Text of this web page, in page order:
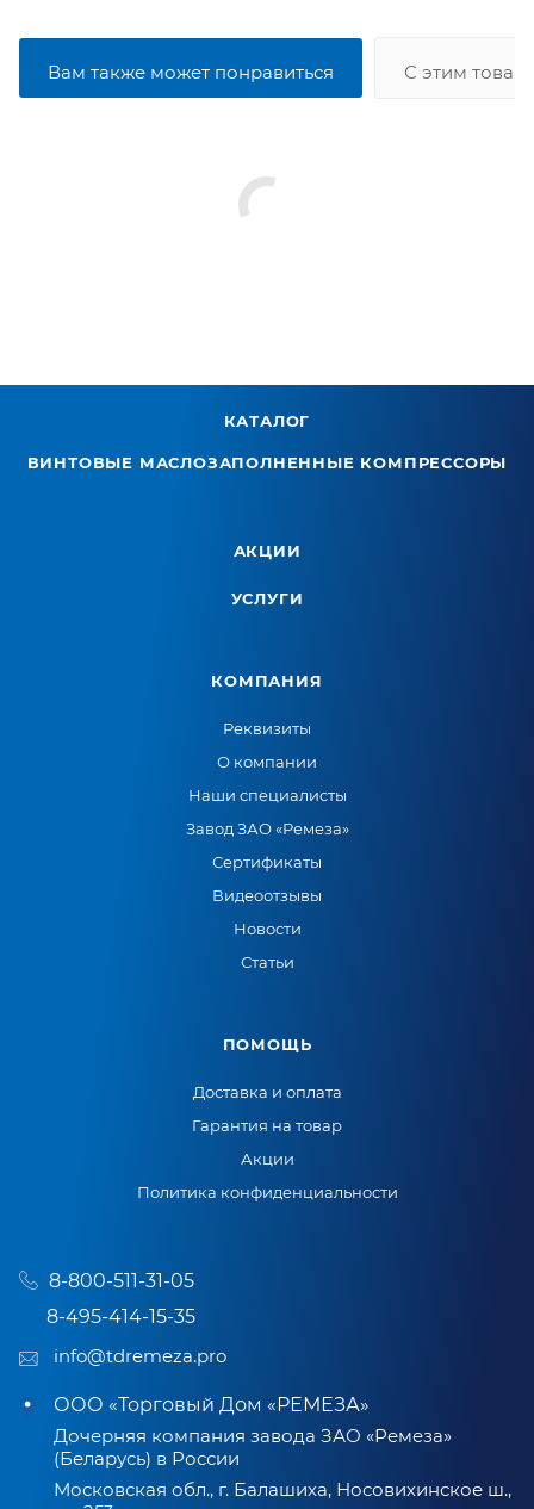
Вам также может понравиться С этим
КАТАЛОГ
ВИНТОВЫЕ МАСЛОЗАПОЛНЕННЫЕ КОМПРЕССОРЫ
АКЦИИ
УСЛУГИ
КОМПАНИЯ
Реквизиты
О компании
Наши специалисты
Завод ЗАО «Ремеза»
Сертификаты
Видеоотзывы
Новости
Статьи
ПОМОЩЬ
Доставка и оплата
Гарантия на товар
Акции
Политика конфиденциальности
8-800-511-31-05
8-495-414-15-35
info@tdremeza.pro
ООО «Торговый Дом «РЕМЕЗА»
Дочерняя компания завода ЗАО «Ремеза»
(Беларусь) в России
Московская обл., г. Балашиха, Носовихинское ш.,